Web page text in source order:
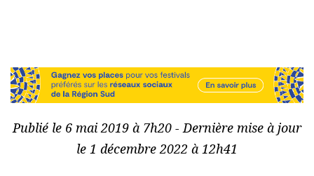
Publié le 6 mai 2019 à 7h20 - Dernière mise à jour
le 1 décembre 2022 à 12h41